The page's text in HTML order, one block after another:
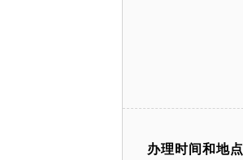
办理时间和地点